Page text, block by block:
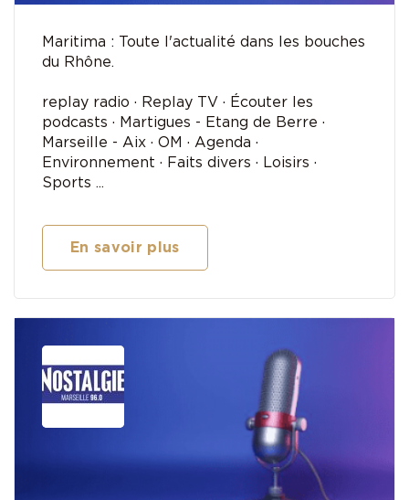
Maritima : Toute l'actualité dans les bouches
du Rhône.
replay radio · Replay TV · Écouter les
podcasts · Martigues - Etang de Berre ·
Marseille - Aix · OM · Agenda ·
Environnement · Faits divers · Loisirs ·
Sports ...
En savoir plus